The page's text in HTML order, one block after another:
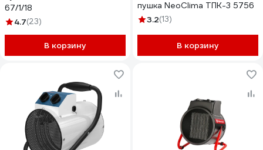
67/1/18
4.7(23)
В корзину
пушка NeoClima ТПК-3 5756
3.2(13)
В корзину